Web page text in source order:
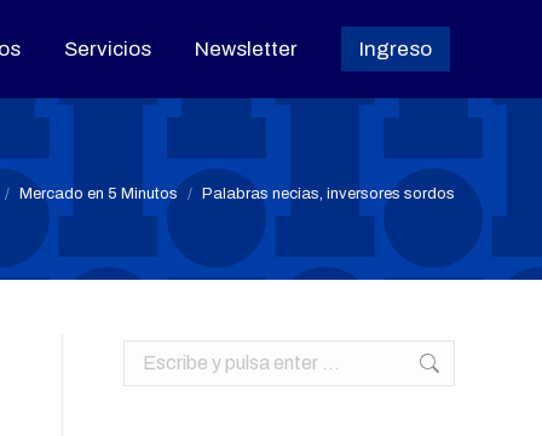
Servicios Newsletter Ingreso
aquí:
Mercado en 5 Minutos Palabras necias, inversores sordos
Buscar:
Servicios Newsletter Ingreso